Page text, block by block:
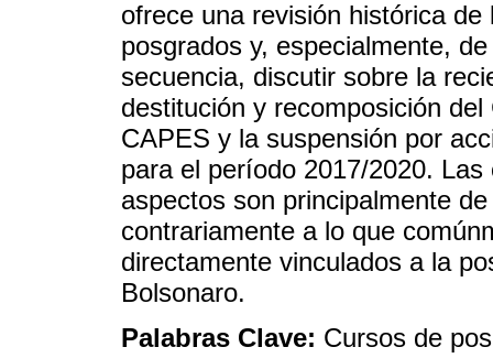
ofrece una revisión histórica
posgrados y, especialmente,
secuencia, discutir sobre la
destitución y recomposición
CAPES y la suspensión por
para el período 2017/2020.
aspectos son principalmente
contrariamente a lo que
directamente vinculados a la
Bolsonaro.
Palabras Clave: Cursos de